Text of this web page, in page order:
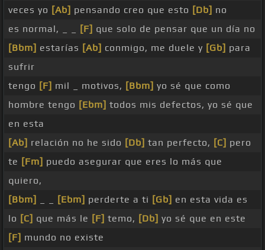
veces yo [Ab] pensando creo que esto [Db] no
es normal, _ _
[F] que solo de pensar que un día no
[Bbm] estarías [Ab] conmigo, me duele y [Gb] para
sufrir
tengo [F] mil _ motivos, [Bbm] yo sé que como
hombre tengo [Ebm] todos mis defectos, yo sé que
en esta
[Ab] relación no he sido [Db] tan perfecto, [C] pero
te [Fm] puedo asegurar que eres lo más que
quiero,
[Bbm]
[Ebm] perderte a ti [Gb] en esta vida es
lo [C] que más le [F] temo, [Db] yo sé que en este
[F] mundo no existe